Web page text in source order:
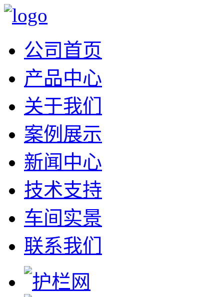
公司首页
产品中心
关于我们
案例展示
新闻中心
技术支持
车间实景
联系我们